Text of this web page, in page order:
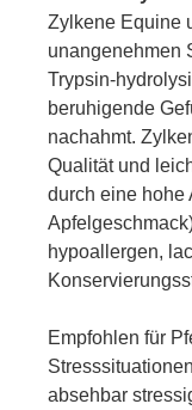
Zylkene Equine
unangenehmen
Trypsin-
beruhigende
nachahmt.
Qualität und
durch eine hohe
hypoallergen,
Empfohlen für
absehbar